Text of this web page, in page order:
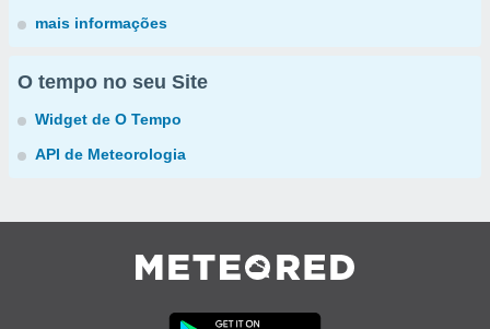
mais informações
O tempo no seu Site
Widget de O Tempo
API de Meteorologia